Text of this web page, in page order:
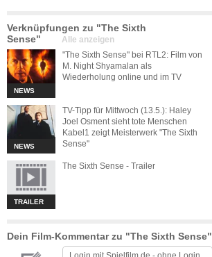
Verknüpfungen zu "The Sixth
Sense"
Alle anzeigen
NEWS
"The Sixth Sense" bei RTL2: Film von
M. Night Shyamalan als
Wiederholung online und im TV
NEWS
TV-Tipp für Mittwoch (13.5.): Haley
Joel Osment sieht tote Menschen
Kabel1 zeigt Meisterwerk "The Sixth
Sense"
TRAILER
The Sixth Sense - Trailer
Dein Film-Kommentar zu "The Sixth Sense"